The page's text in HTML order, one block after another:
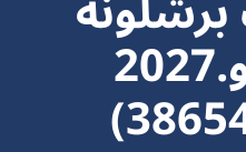
22.يونيو.2027